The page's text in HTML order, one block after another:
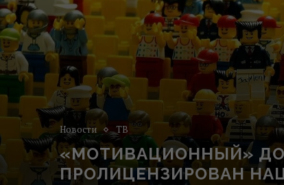
Новости ТВ
«МОТИВАЦИОННЫЙ»
ПРОЛИЦЕНЗИРОВАН